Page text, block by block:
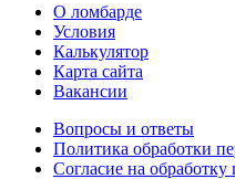
О ломбарде
Условия
Калькулятор
Карта сайта
Вакансии
Вопросы и ответы
Политика обработки
Согласие на